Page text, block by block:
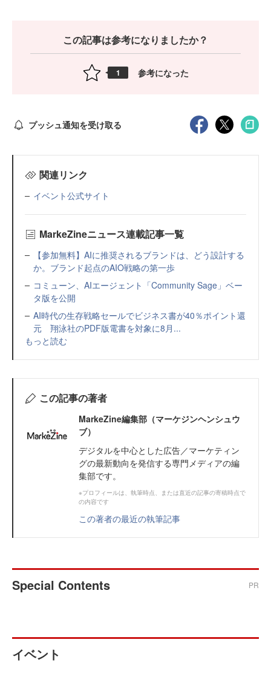
この記事は参考になりましたか？
1 参考になった
プッシュ通知を受け取る
関連リンク
イベント公式サイト
MarkeZineニュース連載記事一覧
【参加無料】AIに推奨されるブランドは、どう設計する
か。ブランド起点のAIO戦略の第一歩
コミューン、AIエージェント「Community Sage」ベー
タ版を公開
AI時代の生存戦略セールでビジネス書が40％ポイント還
元 翔泳社のPDF版電書を対象に8月...
もっと読む
この記事の著者
MarkeZine編集部（マーケジンヘンシュウ
ブ）
デジタルを中心とした広告／マーケティン
グの最新動向を発信する専門メディアの編
集部です。
※プロフィールは、執筆時点、または直近の記事の寄稿時点で
の内容です
この著者の最近の執筆記事
Special Contents PR
イベント